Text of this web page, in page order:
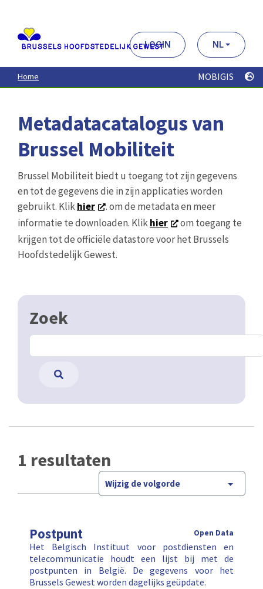
contenu
principal
LOGIN NL
Home MOBIGIS
Metadatacatalogus van
Brussel Mobiliteit
Brussel Mobiliteit biedt u toegang tot zijn gegevens
en tot de gegevens die in zijn applicaties worden
gebruikt. Klikhier
. om de metadata en meer
informatie te downloaden. Klikhier
om toegang te
krijgen tot de officiële datastore voor het Brussels
Hoofdstedelijk Gewest.
Zoek
1 resultaten
Wijzig de volgorde
Postpunt Open Data
Het Belgisch Instituut voor postdiensten en
telecommunicatie houdt een lijst bij met de
postpunten in België. De gegevens voor het
Brussels Gewest worden dagelijks geüpdate.